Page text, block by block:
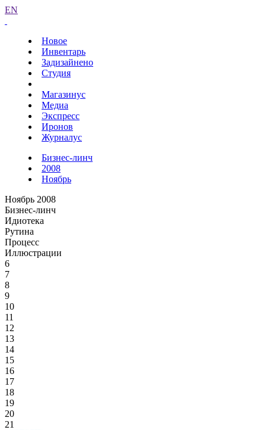
EN
Новое
Инвентарь
Задизайнено
Студия
Магазинус
Медиа
Экспресс
Иронов
Журналус
Бизнес-линч
2008
Ноябрь
Ноябрь 2008
Бизнес-линч
Идиотека
Рутина
Процесс
Иллюстрации
6
7
8
9
10
11
12
13
14
15
16
17
18
19
20
21